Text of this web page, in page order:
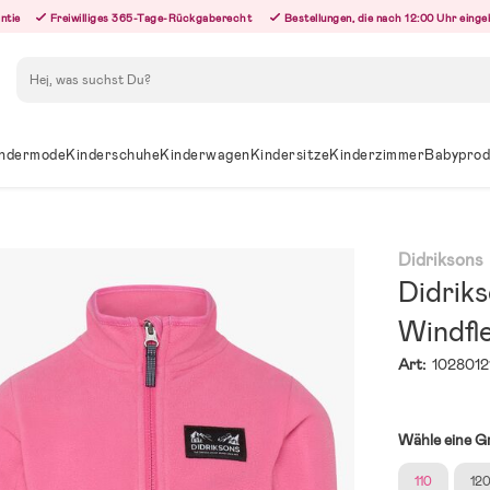
Freiwilliges 365-Tage-Rückgaberecht Bestellungen, die nach 12:00 Uhr
KinderschuheKinderwagenKindersitzeKinderzimmer
Didriksons
Art:
Wähle eine
110 120